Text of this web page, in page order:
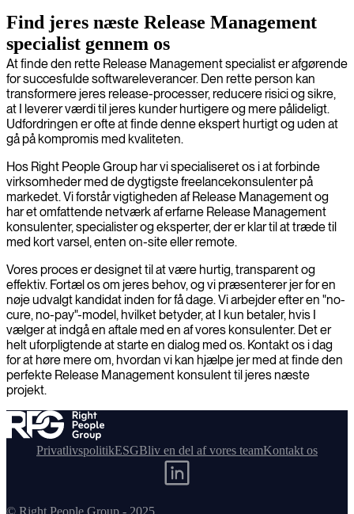
Find jeres næste Release Management
specialist gennem os
At finde den rette Release Management specialist er afgørende
for succesfulde softwareleverancer. Den rette person kan
transformere jeres release-processer, reducere risici og sikre,
at I leverer værdi til jeres kunder hurtigere og mere pålideligt.
Udfordringen er ofte at finde denne ekspert hurtigt og uden at
gå på kompromis med kvaliteten.
Hos Right People Group har vi specialiseret os i at forbinde
virksomheder med de dygtigste freelancekonsulenter på
markedet. Vi forstår vigtigheden af Release Management og
har et omfattende netværk af erfarne Release Management
konsulenter, specialister og eksperter, der er klar til at træde til
med kort varsel, enten on-site eller remote.
Vores proces er designet til at være hurtig, transparent og
effektiv. Fortæl os om jeres behov, og vi præsenterer jer for en
nøje udvalgt kandidat inden for få dage. Vi arbejder efter en "no-
cure, no-pay"-model, hvilket betyder, at I kun betaler, hvis I
vælger at indgå en aftale med en af vores konsulenter. Det er
helt uforpligtende at starte en dialog med os. Kontakt os i dag
for at høre mere om, hvordan vi kan hjælpe jer med at finde den
perfekte Release Management konsulent til jeres næste
projekt.
PrivatlivspolitikESGBliv en del af vores teamKontakt os
© Right People Group - 2025